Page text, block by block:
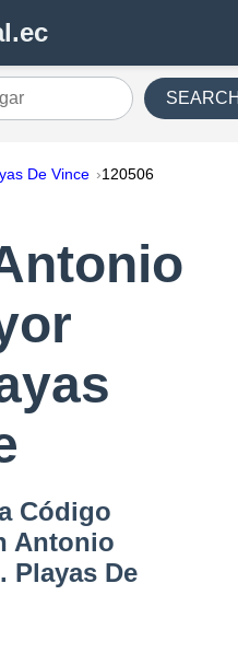
De Vince
120506
Código
Antonio
Playas De